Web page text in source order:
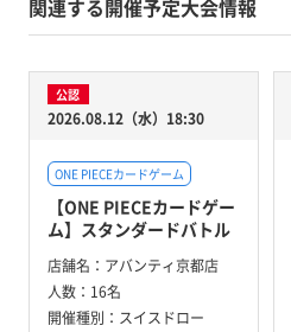
関連する開催予定大会情報
公認
2026.08.12（水）18:30
ONE PIECEカードゲーム
【ONE PIECEカードゲー
ム】スタンダードバトル
店舗名： アバンティ京都店
人数： 16名
開催種別： スイスドロー